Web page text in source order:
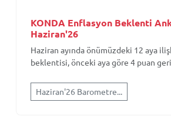
KONDA Enflasyon Beklenti
Haziran'26
Haziran ayında önümüzdeki 12 aya
beklentisi, önceki aya göre 4 puan
Haziran'26 Barometre...